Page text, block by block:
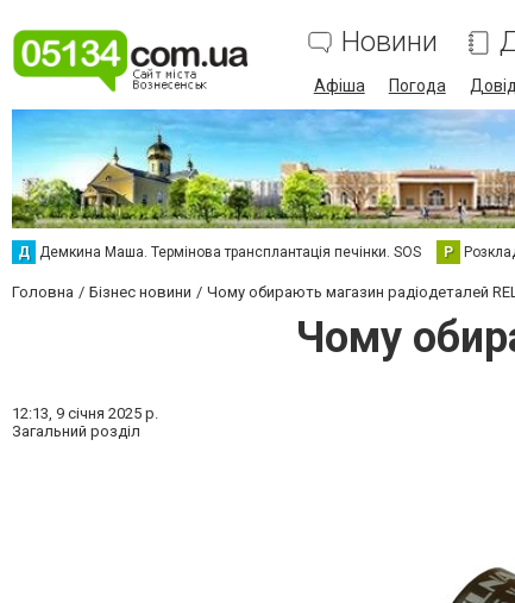
Новини
Афіша Погода
Д Демкина Маша. Термінова трансплантація печінки. SOS Р
Головна Бізнес новини Чому обирають магазин радіодеталей
Чому
12:13, 9 січня 2025 р.
Загальний розділ